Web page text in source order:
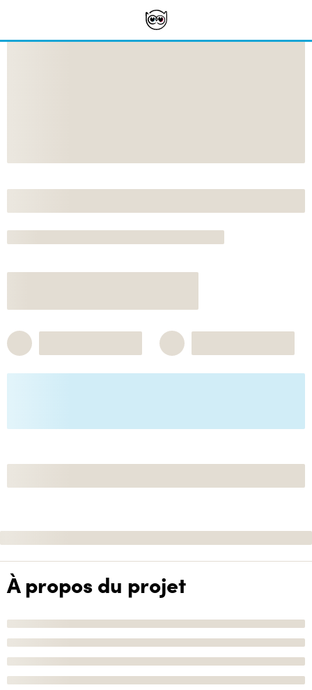
À propos du projet